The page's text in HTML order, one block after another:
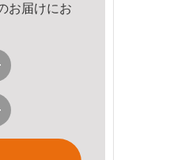
お届けにお